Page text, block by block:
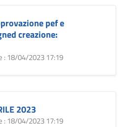
pef e
creazione:
: 18/04/2023 17:19
2023
: 18/04/2023 17:19